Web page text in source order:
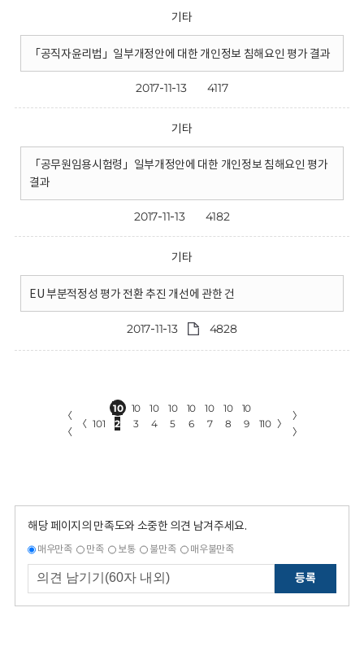
기타
「공직자윤리법」일부개정안에 대한 개인정보 침해요인 평가 결과
2017-11-13 4117
기타
「공무원임용시험령」일부개정안에 대한 개인정보 침해요인 평가
결과
2017-11-13 4182
기타
EU 부분적정성 평가 전환 추진 개선에 관한 건
2017-11-13 4828
〈
〈
〈 101
10
2
10
3
10
4
10
5
10
6
10
7
10
8
10
9
110 〉
〉
〉
해당 페이지의 만족도와 소중한 의견 남겨주세요.
매우만족 만족 보통 불만족 매우불만족
등록